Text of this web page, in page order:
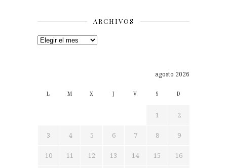
ARCHIVOS
Archivos
agosto 2026
L M X J V S D
1 2
3 4 5 6 7 8 9
10 11 12 13 14 15 16